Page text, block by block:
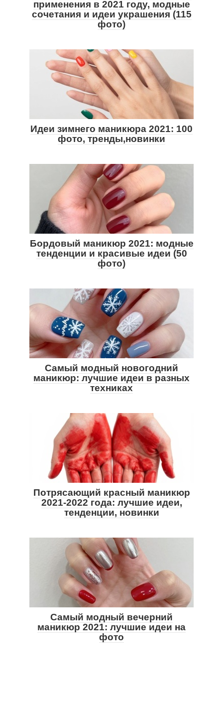
применения в 2021 году, модные
сочетания и идеи украшения (115
фото)
Идеи зимнего маникюра 2021: 100
фото, тренды,новинки
Бордовый маникюр 2021: модные
тенденции и красивые идеи (50
фото)
Самый модный новогодний
маникюр: лучшие идеи в разных
техниках
Потрясающий красный маникюр
2021-2022 года: лучшие идеи,
тенденции, новинки
Самый модный вечерний
маникюр 2021: лучшие идеи на
фото